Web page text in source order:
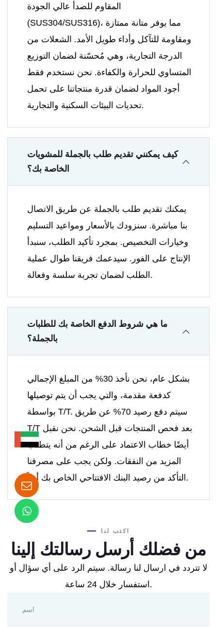
المقاوم للصدأ عالي الجودة
(SUS304/SUS316)، مما يوفر متانة ممتازة
ومقاومة للتآكل وأداء طويل الأمد. الشعلات من
الدرجة التجارية، وهي مُحسّنة لضمان التوزيع
المتساوي للحرارة والكفاءة. نحن نستخدم فقط
أجود المواد لضمان قدرة منتجاتنا على تحمل
تحديات البيئات السكنية والتجارية.
كيف يمكنني تقديم طلب بالجملة للمشويات
الخاصة بك؟
يمكنك تقديم طلب بالجملة عن طريق الاتصال
بنا مباشرة. سنزودك بالأسعار ومواعيد التسليم
وخيارات التخصيص. بمجرد تأكيد الطلب، سنبدأ
الإنتاج على الفور. سيدعمك فريقنا طوال عملية
الطلب لضمان تجربة سلسة وفعالة.
ما هي شروط الدفع الخاصة بك للطلبات
بالجملة؟
بشكل عام، نحن نأخذ 30% من المبلغ الإجمالي
كدفعة مقدمة، والتي يجب أن يتم توصيلها
بواسطة T/T. سيتم دفع رصيد 70% عن طريق
T/T بعد فحص المنتجات قبل الشحن. نحن نقبل
أيضًا خطاب الاعتماد على الرغم من أنه يتطلب
المزيد من النفقات. ولكن يجب على مصرفنا
التأكد من رصيد البنك الافتتاحي الخاص بك أولاً.
اكتب لنا
من فضلك أرسل رسالتك إلينا
لا تتردد في ارسال لنا رسالة. سيتم الرد على أي سؤال أو
استفسار خلال 24 ساعة.